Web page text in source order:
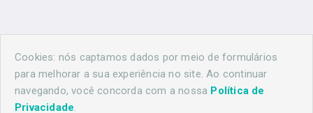
Contato
(44) 99883-8883
Cookies: nós captamos dados por meio de formulários
para melhorar a sua experiência no site. Ao continuar
navegando, você concorda com a nossa Política de
Privacidade.